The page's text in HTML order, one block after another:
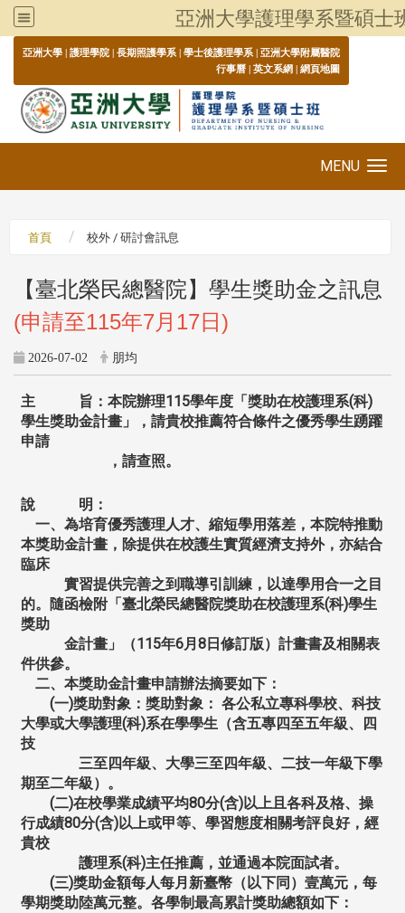
亞洲大學護理學系暨碩士
亞洲大學 | 護理學院 | 長期照護學系 | 學士後護理學系 | 亞洲大學附屬醫院
行事曆 | 英文系網 | 網頁地圖
MENU
首頁 校外 / 研討會訊息
【臺北榮民總醫院】學生獎助金之訊息
(申請至115年7月17日)
2026-07-02 朋均
主 旨：本院辦理115學年度「獎助在校護理系(科)
學生獎助金計畫」，請貴校推薦符合條件之優秀學生踴躍
申請
，請查照。
說 明：
一、為培育優秀護理人才、縮短學用落差，本院特推動
本獎助金計畫，除提供在校護生實質經濟支持外，亦結合
臨床
實習提供完善之到職導引訓練，以達學用合一之目
的。隨函檢附「臺北榮民總醫院獎助在校護理系(科)學生
獎助
金計畫」（115年6月 8 日修訂版）計畫書及相關表
件供參。
二、本獎助金計畫申請辦法摘要如下：
(一)獎助對象：獎助對象： 各公私立專科學校、科技
大學或大學護理(科)系在學學生（含五專四至五年級、四
技
三至四年級、大學三至四年級、二技一年級下學
期至二年級）。
(二)在校學業成績平均80分(含)以上且各科及格、操
行成績80分(含)以上或甲等、學習態度相關考評良好，經
貴校
護理系(科)主任推薦，並通過本院面試者。
(三)獎助金額每人每月新臺幣（以下同）壹萬元，每
學期獎助陸萬元整。各學制最高累計獎助總額如下：